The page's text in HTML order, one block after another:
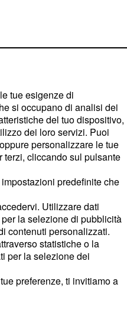
tue esigenze di
si occupano di analisi dei
del tuo dispositivo,
dei loro servizi. Puoi
personalizzare le tue
terzi, cliccando sul pulsante
predefinite che
Utilizzare dati
la selezione di pubblicità
contenuti personalizzati.
statistiche o la
per la selezione dei
preferenze, ti invitiamo a